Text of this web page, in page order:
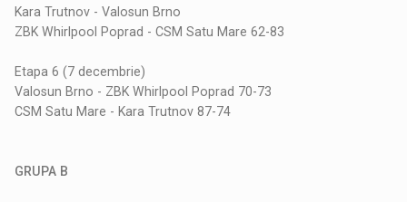
Kara Trutnov - Valosun Brno
ZBK Whirlpool Poprad - CSM Satu Mare 62-83
Etapa 6 (7 decembrie)
Valosun Brno - ZBK Whirlpool Poprad 70-73
CSM Satu Mare - Kara Trutnov 87-74
GRUPA B